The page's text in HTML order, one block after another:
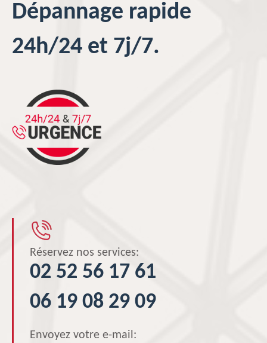
Dépannage rapide
24h/24 et 7j/7.
Réservez nos services:
02 52 56 17 61
06 19 08 29 09
Envoyez votre e-mail: